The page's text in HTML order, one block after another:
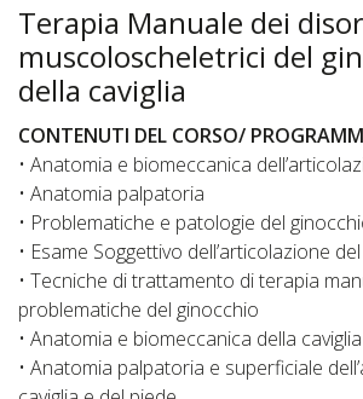
Terapia Manuale dei
muscoloscheletrici del
della caviglia
CONTENUTI DEL CORSO/
• Anatomia e biomeccanica
• Anatomia palpatoria
• Problematiche e patologie del
• Esame Soggettivo dell’articolazione
• Tecniche di trattamento di terapia
problematiche del ginocchio
• Anatomia e biomeccanica della caviglia
• Anatomia palpatoria e superficiale